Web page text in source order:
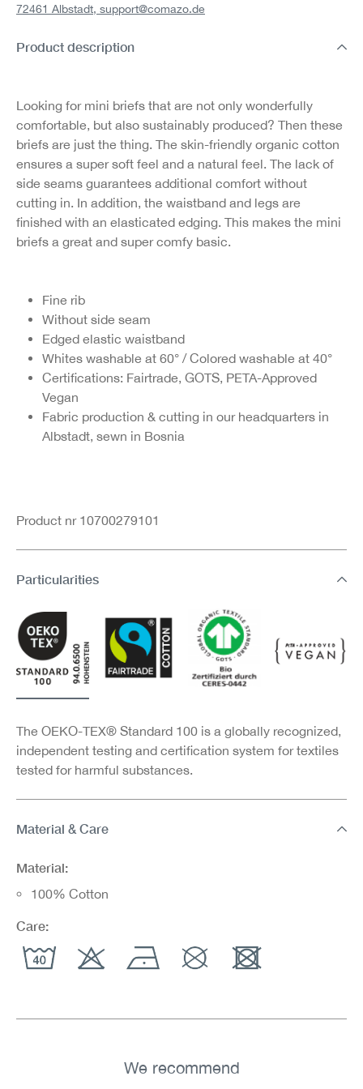
72461 Albstadt, support@comazo.de
Product description
Looking for mini briefs that are not only wonderfully
comfortable, but also sustainably produced? Then these
briefs are just the thing. The skin-friendly organic cotton
ensures a super soft feel and a natural feel. The lack of
side seams guarantees additional comfort without
cutting in. In addition, the waistband and legs are
finished with an elasticated edging. This makes the mini
briefs a great and super comfy basic.
Fine rib
Without side seam
Edged elastic waistband
Whites washable at 60° / Colored washable at 40°
Certifications: Fairtrade, GOTS, PETA-Approved
Vegan
Fabric production & cutting in our headquarters in
Albstadt, sewn in Bosnia
Product nr 10700279101
Particularities
The OEKO-TEX® Standard 100 is a globally recognized,
independent testing and certification system for textiles
tested for harmful substances.
Material & Care
Material:
100% Cotton
Care:
We recommend